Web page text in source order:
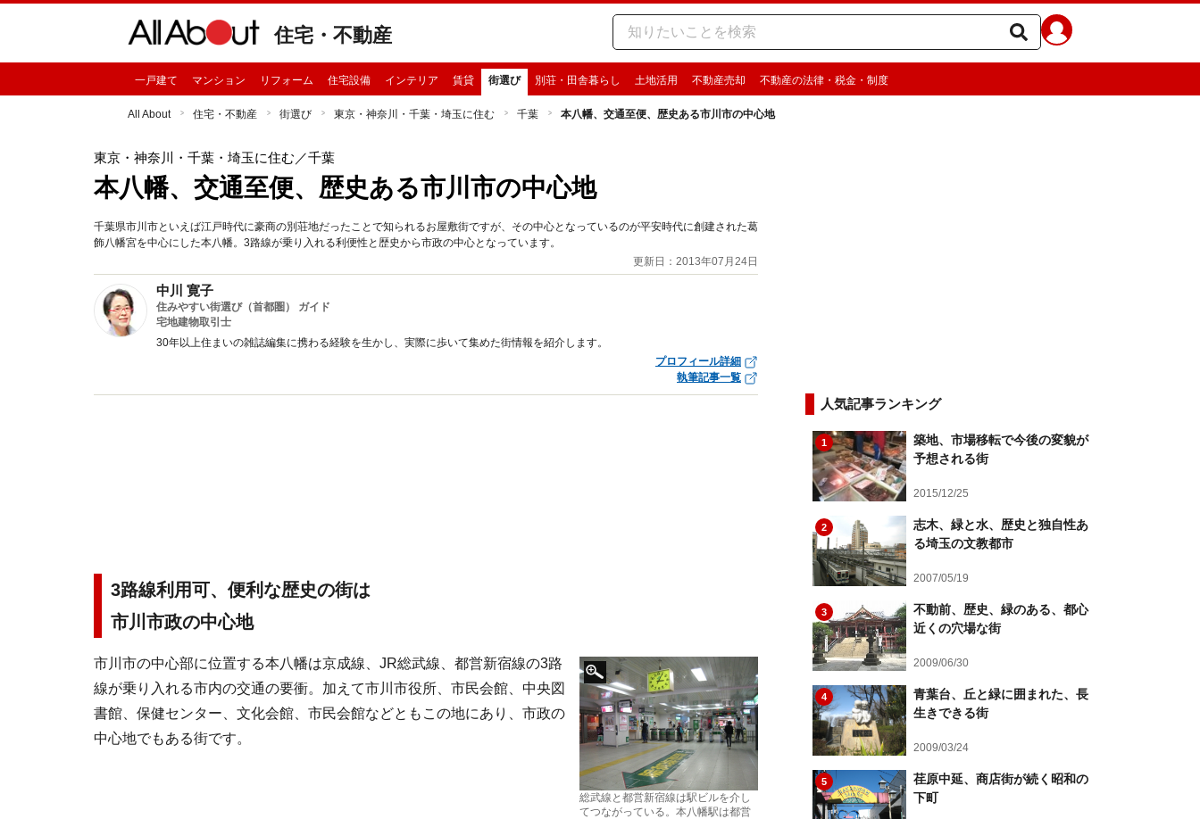
住宅・不動産
一戸建て マンション リフォーム 住宅設備 インテリア 賃貸 街選び 別荘・田舎暮らし 土地活用 不動産売却 不動産の法律・税金・制度
All About 住宅・不動産 街選び 東京・神奈川・千葉・埼玉に住む 千葉 本八幡、交通至便、歴史ある市川市の中心地
東京・神奈川・千葉・埼玉に住む ／千葉
本八幡、交通至便、歴史ある市川市の中心地
千葉県市川市といえば江戸時代に豪商の別荘地だったことで知られるお屋敷街ですが、その中心となっているのが平安時代に創建された葛
飾八幡宮を中心にした本八幡。3路線が乗り入れる利便性と歴史から市政の中心となっています。
更新日：2013年07月24日
中川 寛子
住みやすい街選び（首都圏） ガイド
宅地建物取引士
30年以上住まいの雑誌編集に携わる経験を生かし、実際に歩いて集めた街情報を紹介します。
プロフィール詳細
執筆記事一覧
3路線利用可、便利な歴史の街は
市川市政の中心地
総武線と都営新宿線は駅ビルを介し
てつながっている。本八幡駅は都営
市川市の中心部に位置する本八幡は京成線、JR総武線、都営新宿線の3路
線が乗り入れる市内の交通の要衝。加えて市川市役所、市民会館、中央図
書館、保健センター、文化会館、市民会館などともこの地にあり、市政の
中心地でもある街です。
人気記事ランキング
1
築地、市場移転で今後の変貌が
予想される街
2015/12/25
2
志木、緑と水、歴史と独自性あ
る埼玉の文教都市
2007/05/19
3
不動前、歴史、緑のある、都心
近くの穴場な街
2009/06/30
4
青葉台、丘と緑に囲まれた、長
生きできる街
2009/03/24
5
荏原中延、商店街が続く昭和の
下町